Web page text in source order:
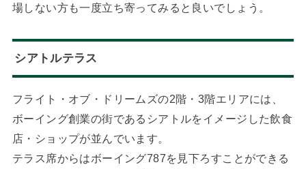
場しない方も一度立ち寄ってみると良いでしょう。
シアトルテラス
フライト・オブ・ドリームズの2階・3階エリアには、
ボーイング創業の街であるシアトルをイメージした飲食
店・ショップが並んでいます。
テラス席からはボーイング787を見下ろすことができる